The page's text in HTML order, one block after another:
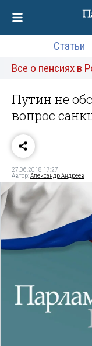
Статьи
Все о пенсиях в
Путин не
вопрос
27.06.2018 17:27
Автор:Александр Андреев